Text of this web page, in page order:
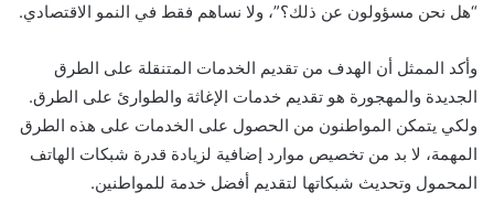
“هل نحن مسؤولون عن ذلك؟”، ولا نساهم فقط في النمو الاقتصادي.
وأكد الممثل أن الهدف من تقديم الخدمات المتنقلة على الطرق
الجديدة والمهجورة هو تقديم خدمات الإغاثة والطوارئ على الطرق.
ولكي يتمكن المواطنون من الحصول على الخدمات على هذه الطرق
المهمة، لا بد من تخصيص موارد إضافية لزيادة قدرة شبكات الهاتف
المحمول وتحديث شبكاتها لتقديم أفضل خدمة للمواطنين.